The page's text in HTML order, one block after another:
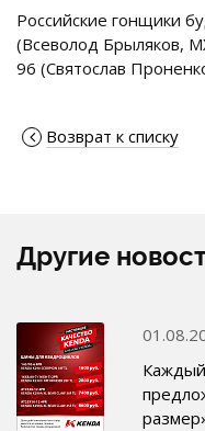
Российские гонщики
(Всеволод Брыляков,
96 (Святослав
Возврат к списку
Другие